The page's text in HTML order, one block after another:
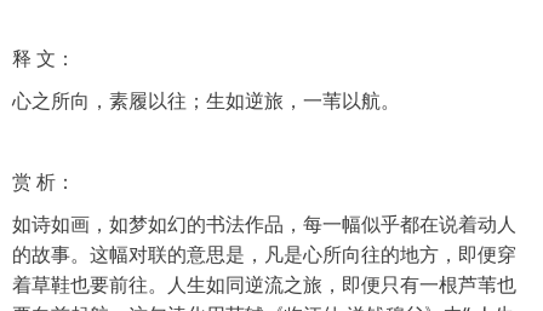
释 文：
心之所向，素履以往；生如逆旅，一苇以航。
赏 析：
如诗如画，如梦如幻的书法作品，每一幅似乎都在说着动人
的故事。这幅对联的意思是，凡是心所向往的地方，即便穿
着草鞋也要前往。人生如同逆流之旅，即便只有一根芦苇也